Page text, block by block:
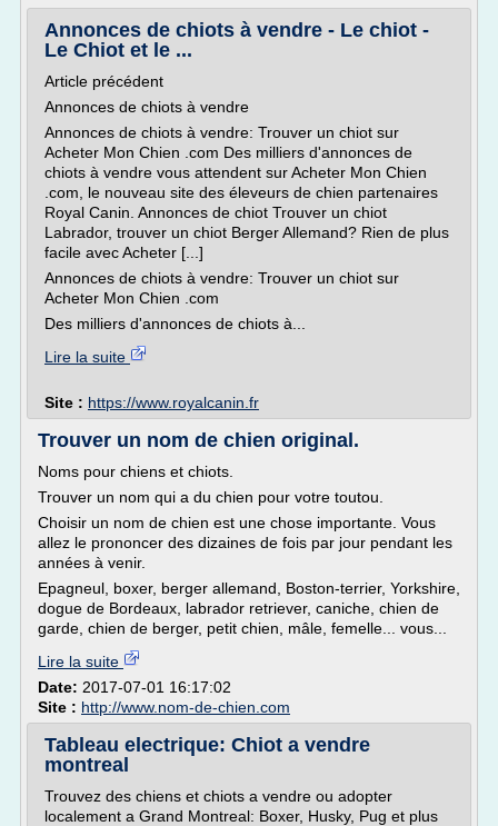
Annonces de chiots à vendre - Le chiot -
Le Chiot et le ...
Article précédent
Annonces de chiots à vendre
Annonces de chiots à vendre: Trouver un chiot sur
Acheter Mon Chien .com Des milliers d'annonces de
chiots à vendre vous attendent sur Acheter Mon Chien
.com, le nouveau site des éleveurs de chien partenaires
Royal Canin. Annonces de chiot Trouver un chiot
Labrador, trouver un chiot Berger Allemand? Rien de plus
facile avec Acheter [...]
Annonces de chiots à vendre: Trouver un chiot sur
Acheter Mon Chien .com
Des milliers d'annonces de chiots à...
Lire la suite
Site : https://www.royalcanin.fr
Trouver un nom de chien original.
Noms pour chiens et chiots.
Trouver un nom qui a du chien pour votre toutou.
Choisir un nom de chien est une chose importante. Vous
allez le prononcer des dizaines de fois par jour pendant les
années à venir.
Epagneul, boxer, berger allemand, Boston-terrier, Yorkshire,
dogue de Bordeaux, labrador retriever, caniche, chien de
garde, chien de berger, petit chien, mâle, femelle... vous...
Lire la suite
Date: 2017-07-01 16:17:02
Site : http://www.nom-de-chien.com
Tableau electrique: Chiot a vendre
montreal
Trouvez des chiens et chiots a vendre ou adopter
localement a Grand Montreal: Boxer, Husky, Pug et plus